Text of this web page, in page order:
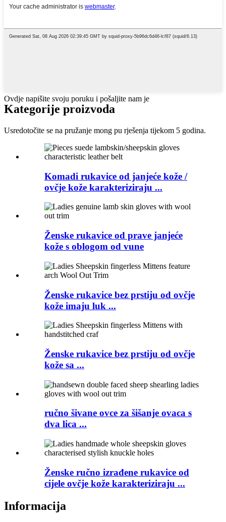
Ovdje napišite svoju poruku i pošaljite nam je
Kategorije proizvoda
Usredotočite se na pružanje mong pu rješenja tijekom 5 godina.
Komadi rukavice od janjeće kože /
ovčje kože karakteriziraju ...
Ženske rukavice od prave janjeće
kože s oblogom od vune
Ženske rukavice bez prstiju od ovčje
kože imaju luk ...
Ženske rukavice bez prstiju od ovčje
kože sa ...
ručno šivane ovce za šišanje ovaca s
dva lica ...
Ženske ručno izrađene rukavice od
cijele ovčje kože karakteriziraju ...
Informacija